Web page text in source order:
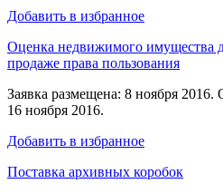
Добавить в избранное
Оценка недвижимого имущества
продаже права пользования
Заявка размещена: 8 ноября 2016.
16 ноября 2016.
Добавить в избранное
Поставка архивных коробок